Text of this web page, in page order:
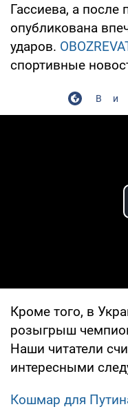
Гассиева, а после
опубликована
ударов.
спортивные
Кроме того, в
розыгрыш
Наши читатели
интересными
Кошмар для